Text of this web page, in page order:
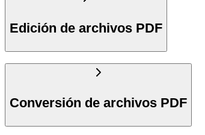
Edición de archivos PDF
Conversión de archivos PDF